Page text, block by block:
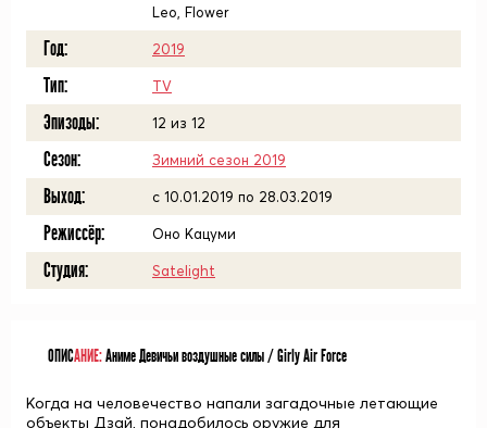
Leo, Flower
Год: 2019
Тип: TV
Эпизоды: 12 из 12
Сезон: Зимний сезон 2019
Выход: c 10.01.2019 по 28.03.2019
Режиссёр: Оно Кацуми
Студия: Satelight
ОПИСАНИЕ:Аниме Девичьи воздушные силы / Girly Air Force
Когда на человечество напали загадочные летающие
объекты Дзай, понадобилось оружие для